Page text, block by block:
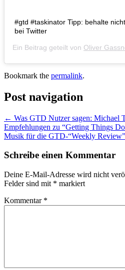
#gtd #taskinator Tipp: behalte
bei Twitter
Ein Beitrag geteilt von Oliver
Bookmark the permalink.
Post navigation
← Was GTD Nutzer sagen: Michael
Empfehlungen zu “Getting Things
Musik für die GTD-“Weekly
Schreibe einen Kommentar
Deine E-Mail-Adresse wird nicht
Felder sind mit * markiert
Kommentar *